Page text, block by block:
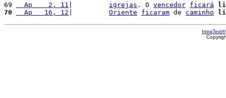
69
  Ap    2, 11
igrejas . O vencedor ficará
70
  Ap   16, 12
Oriente ficaram de caminho
IntraText®